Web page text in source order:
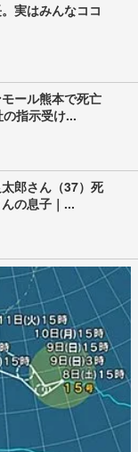
実はみんなココ
ール熊本で死亡
指示受け...
郎さん（37）死
の息子｜...